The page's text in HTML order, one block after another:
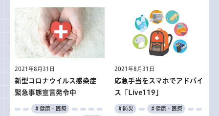
2021年8月31日
新型コロナウイルス感染症
緊急事態宣言発令中
＃健康・医療
2021年8月31日
応急手当をスマホでアドバイ
ス「Live119」
＃防災 ＃健康・医療